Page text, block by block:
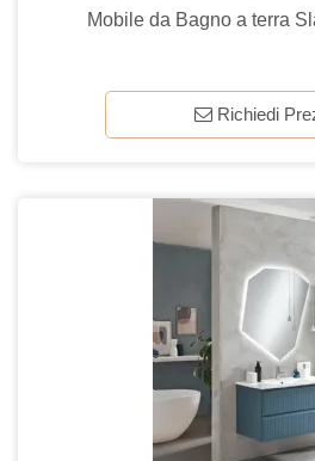
Mobile da Bagno a terra
Richiedi